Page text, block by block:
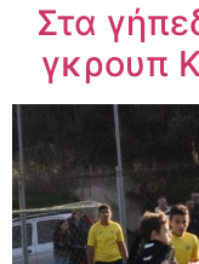
Στα
γκρουπ